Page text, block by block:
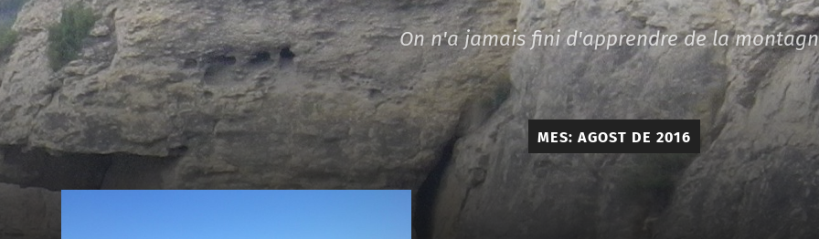
On n'a jamais fini d'apprendre de la
MES: AGOST DE 2016